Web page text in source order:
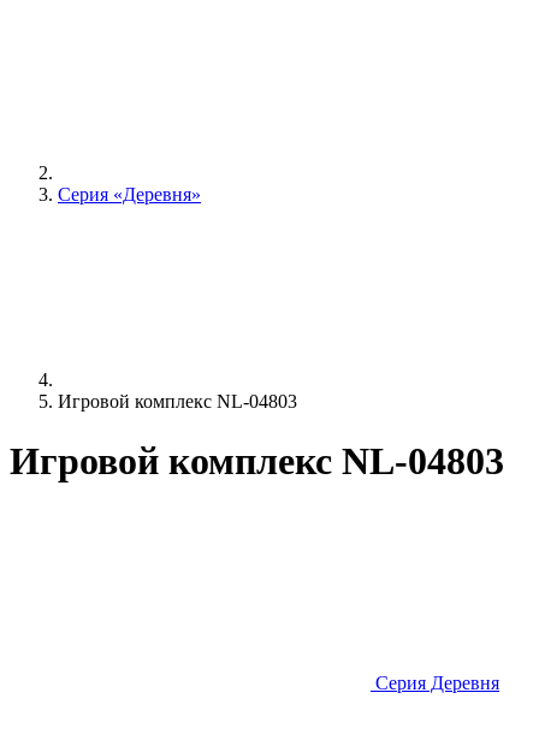
Серия «Деревня»
Игровой комплекс NL-04803
Игровой комплекс NL-04803
Серия Деревня